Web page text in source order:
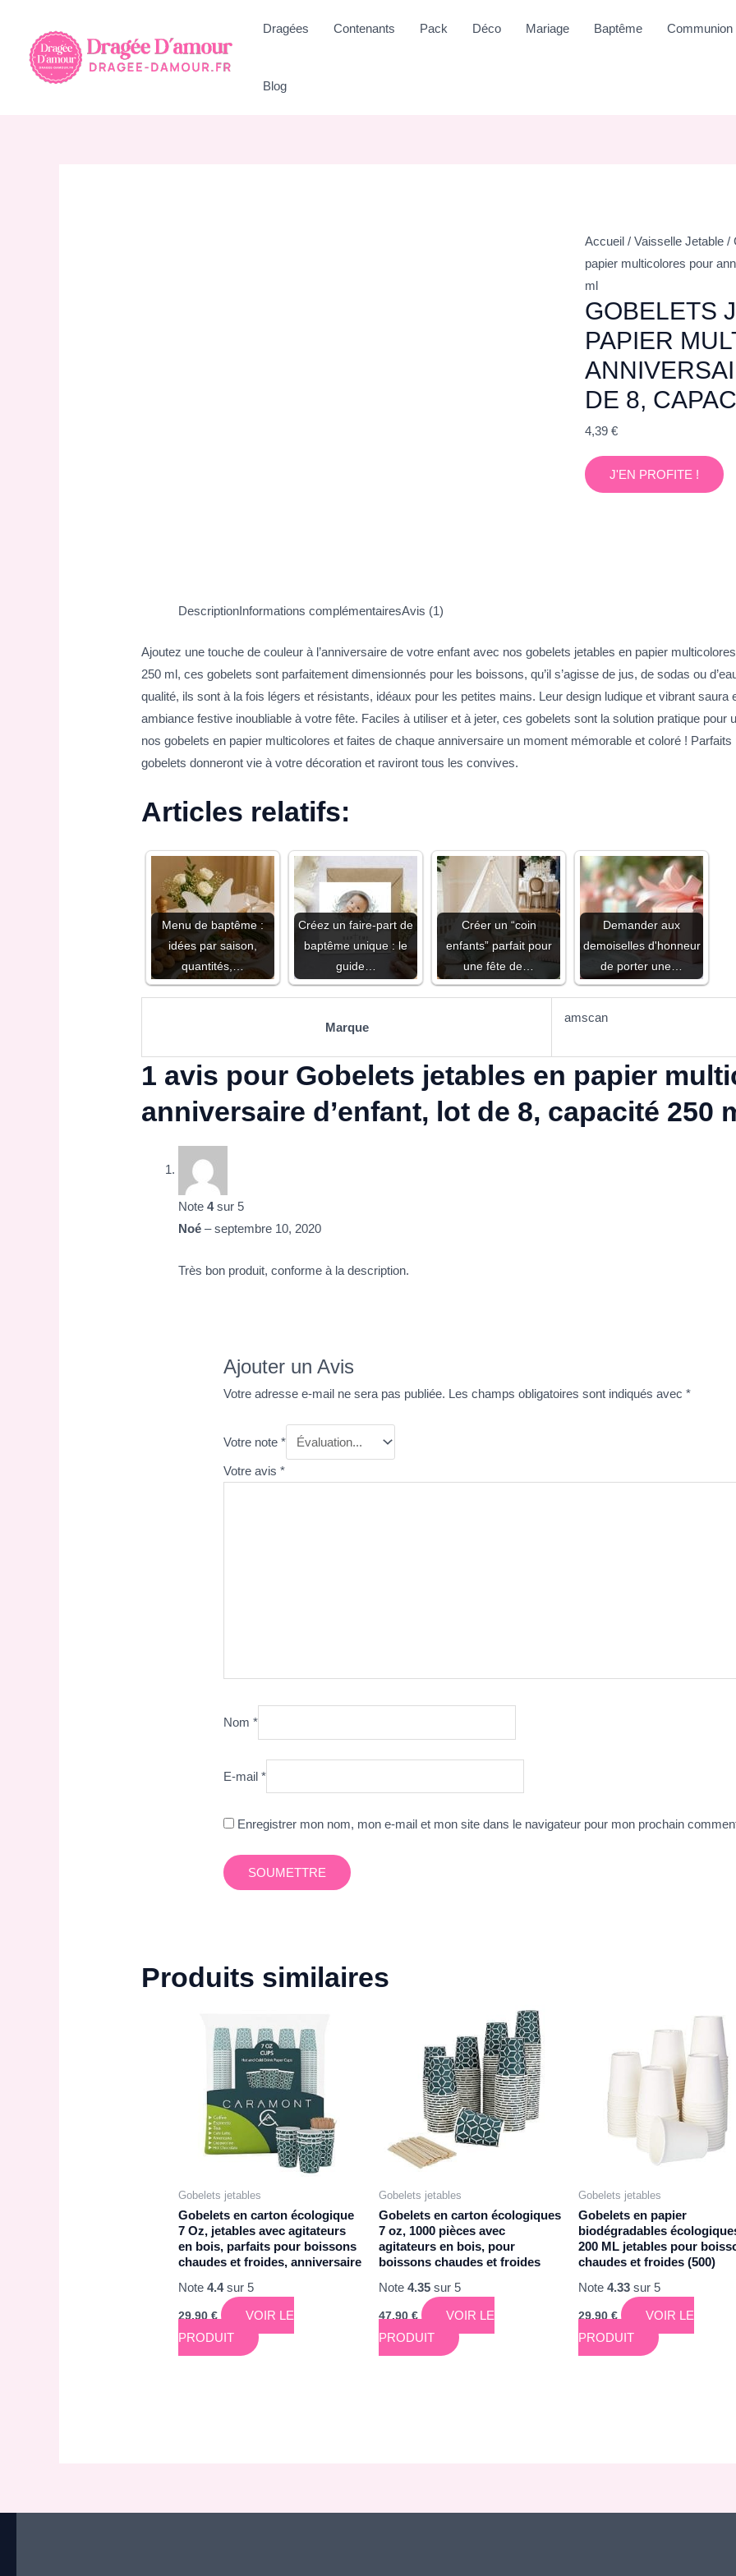
contenu
Dragées Contenants Pack Déco Mariage Baptême Communion
Blog
Accueil / Vaisselle Jetable /
papier multicolores pour
ml
GOBELETS
PAPIER
DE 8,
4,39 €
J'EN PROFITE !
DescriptionInformations complémentairesAvis (1)
Ajoutez une touche de couleur à l’anniversaire de votre enfant avec nos gobelets jetables en papier
250 ml, ces gobelets sont parfaitement dimensionnés pour les boissons, qu’il s’agisse de jus, de sodas ou
qualité, ils sont à la fois légers et résistants, idéaux pour les petites mains. Leur design ludique et vibrant
ambiance festive inoubliable à votre fête. Faciles à utiliser et à jeter, ces gobelets sont la solution pratique
nos gobelets en papier multicolores et faites de chaque anniversaire un moment mémorable et coloré !
gobelets donneront vie à votre décoration et raviront tous les convives.
Articles relatifs:
Menu de baptême :
idées par saison,
quantités,…
Créez un faire-part de
baptême unique : le
guide…
Créer un “coin
enfants” parfait pour
une fête de…
Demander aux
demoiselles d'honneur
de porter une…
Marque
amscan
1 avis pour Gobelets jetables en papier
anniversaire d’enfant, lot de 8, capacité 250
Note4sur 5
Noé– septembre 10, 2020
Très bon produit, conforme à la description.
Ajouter un Avis
Votre adresse e-mail ne sera pas publiée. Les champs obligatoires sont indiqués avec*
Votre note*
Votre avis*
Nom*
E-mail*
Enregistrer mon nom, mon e-mail et mon site dans le navigateur pour mon prochain
Produits similaires
Gobelets jetables
Gobelets en carton écologique
7 Oz, jetables avec agitateurs
en bois, parfaits pour boissons
chaudes et froides, anniversaire
Note4.4sur 5
29,90€
VOIR LE
PRODUIT
Gobelets jetables
Gobelets en carton écologiques
7 oz, 1000 pièces avec
agitateurs en bois, pour
boissons chaudes et froides
Note 4.35sur 5
47,90€
VOIR LE
PRODUIT
Gobelets jetables
Gobelets en papier
biodégradables
200 ML jetables pour
chaudes et froides (500)
Note4.33 sur 5
29,90€
VOIR LE
PRODUIT